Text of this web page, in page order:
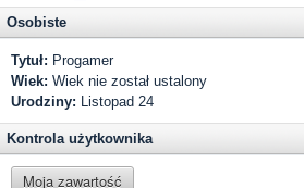
Osobiste
Tytuł: Progamer
Wiek: Wiek nie został ustalony
Urodziny: Listopad 24
Kontrola użytkownika
Moja zawartość